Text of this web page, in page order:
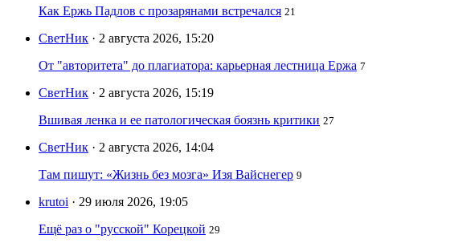
Как Ержь Падлов с прозарянами встречался 21
СветНик · 2 августа 2026, 15:20
От "авторитета" до плагиатора: карьерная лестница Ержа 7
СветНик · 2 августа 2026, 15:19
Вшивая ленка и ее патологическая боязнь критики 27
СветНик · 2 августа 2026, 14:04
Там пишут: «Жизнь без мозга» Изя Вайснегер 9
krutoi · 29 июля 2026, 19:05
Ещё раз о "русской" Корецкой 29